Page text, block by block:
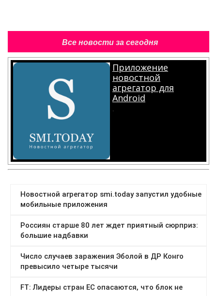
Все новости за сегодня
Приложение
новостной
агрегатор для
Android
.